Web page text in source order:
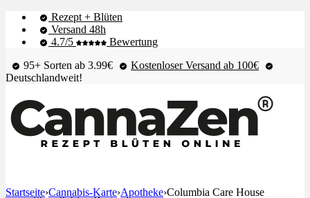
Rezept + Blüten
Versand 48h
4.7/5
Bewertung
95+ Sorten ab 3.99€
Kostenloser Versand ab 100€
Deutschlandweit!
Startseite›Cannabis-Karte›Apotheke›Columbia Care House